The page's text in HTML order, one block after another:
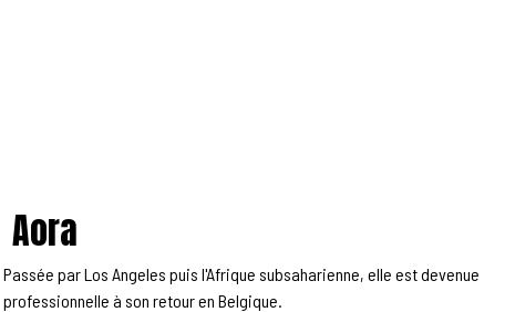
Aora
Passée par Los Angeles puis l'Afrique subsaharienne, elle est devenue
professionnelle à son retour en Belgique.